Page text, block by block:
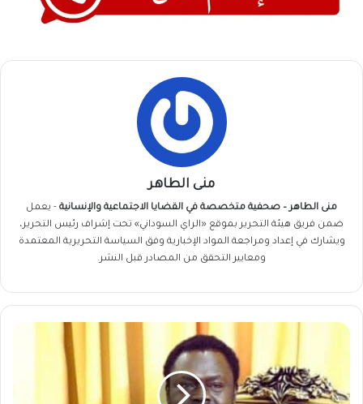
منى الطاهر
منى الطاهر – صحفية متخصصة في القضايا الاجتماعية والإنسانية - يعمل
ضمن فريق هيئة التحرير بموقع «الراي السوداني» تحت إشراف رئيس التحرير،
ويشارك في إعداد ومراجعة المواد الإخبارية وفق السياسة التحريرية المعتمدة
ومعايير التحقق من المصادر قبل النشر.
مناوي
وجه